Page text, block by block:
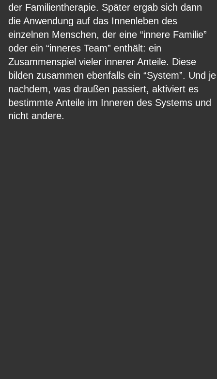
der Familientherapie. Später ergab sich dann
die Anwendung auf das Innenleben des
einzelnen Menschen, der eine “innere Familie”
oder ein “inneres Team” enthält: ein
Zusammenspiel vieler innerer Anteile. Diese
bilden zusammen ebenfalls ein “System”. Und
nachdem, was draußen passiert, aktiviert es
bestimmte Anteile im Inneren des Systems und
nicht andere.